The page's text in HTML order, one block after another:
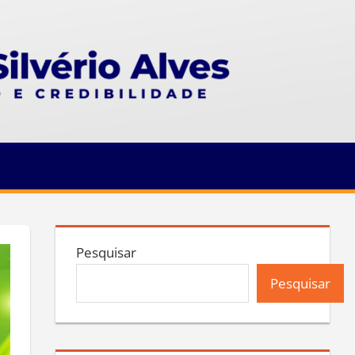
Pesquisar
Pesquisar